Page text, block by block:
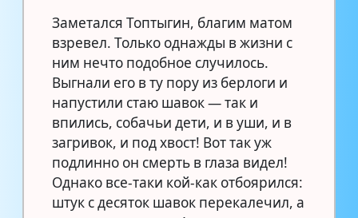
Заметался Топтыгин, благим матом
взревел. Только однажды в жизни с
ним нечто подобное случилось.
Выгнали его в ту пору из берлоги и
напустили стаю шавок — так и
впились, собачьи дети, и в уши, и в
загривок, и под хвост! Вот так уж
подлинно он смерть в глаза видел!
Однако все-таки кой-как отбоярился:
штук с десяток шавок перекалечил, а